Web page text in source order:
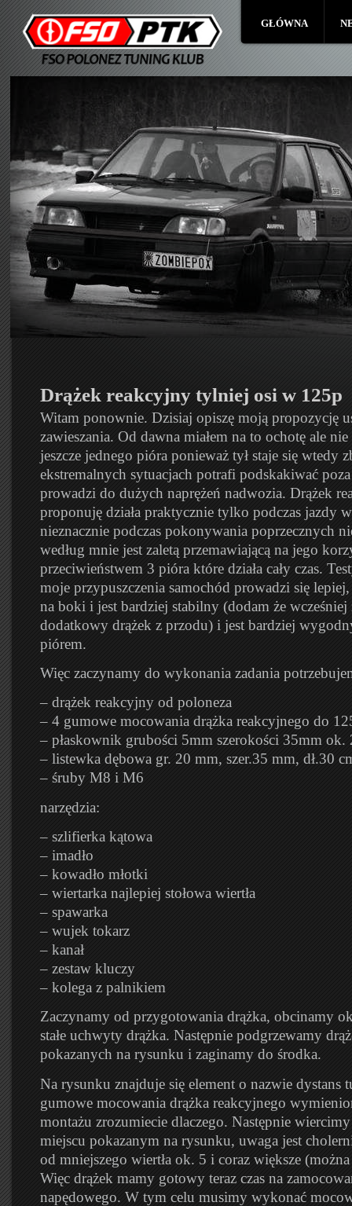
GŁÓWNA
Drążek reakcyjny tylniej osi w 125p
Witam ponownie. Dzisiaj opiszę moją propozycję
zawieszania. Od dawna miałem na to ochotę ale nie
jeszcze jednego pióra ponieważ tył staje się wtedy
ekstremalnych sytuacjach potrafi podskakiwać
prowadzi do dużych naprężeń nadwozia. Drążek
proponuję działa praktycznie tylko podczas jazdy
nieznacznie podczas pokonywania poprzecznych
według mnie jest zaletą przemawiającą na jego
przeciwieństwem 3 pióra które działa cały czas.
moje przypuszczenia samochód prowadzi się lepiej,
na boki i jest bardziej stabilny (dodam że wcześniej
dodatkowy drążek z przodu) i jest bardziej
piórem.
Więc zaczynamy do wykonania zadania
– drążek reakcyjny od poloneza
– 4 gumowe mocowania drążka reakcyjnego do
– płaskownik grubości 5mm szerokości 35mm ok.
– listewka dębowa gr. 20 mm, szer.35 mm, dł.30
– śruby M8 i M6
narzędzia:
– szlifierka kątowa
– imadło
– kowadło młotki
– wiertarka najlepiej stołowa wiertła
– spawarka
– wujek tokarz
– kanał
– zestaw kluczy
– kolega z palnikiem
Zaczynamy od przygotowania drążka, obcinamy
stałe uchwyty drążka. Następnie podgrzewamy
pokazanych na rysunku i zaginamy do środka.
Na rysunku znajduje się element o nazwie dystans
gumowe mocowania drążka reakcyjnego
montażu zrozumiecie dlaczego. Następnie
miejscu pokazanym na rysunku, uwaga jest
od mniejszego wiertła ok. 5 i coraz większe
Więc drążek mamy gotowy teraz czas na
napędowego. W tym celu musimy wykonać